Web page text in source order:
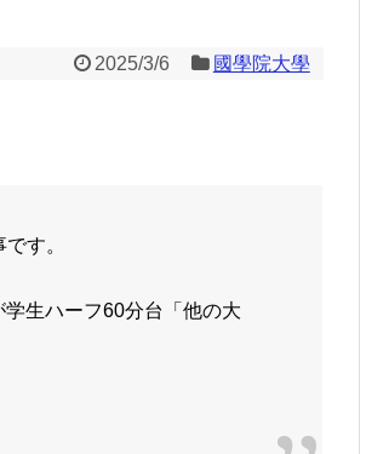
2025/3/6 國學院大學
す。
生ハーフ60分台「他の大